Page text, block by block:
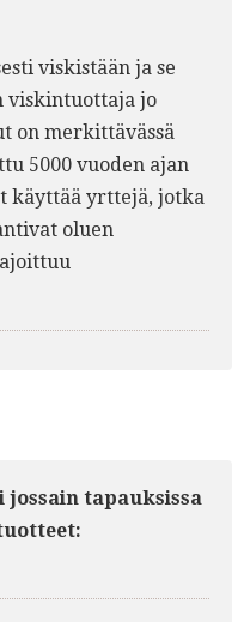
viskistään ja se
viskintuottaja jo
on merkittävässä
5000 vuoden ajan
käyttää yrttejä, jotka
oluen
tapauksissa